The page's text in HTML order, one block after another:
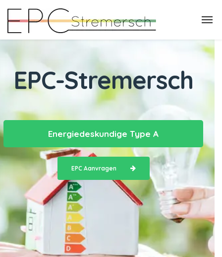
EPC-Stremersch
Energiedeskundige Type A
EPC Aanvragen